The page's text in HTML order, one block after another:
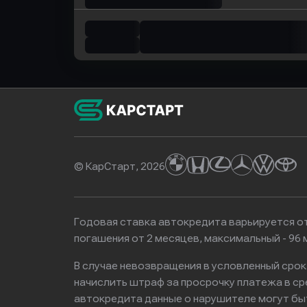
© КарСтарт, 2026
Годовая ставка автокредита варьируется
погашения от 2 месяцев, максимальный -
В случае невозвращения в условленный
начислить штраф за просрочку платежа в
автокредита данные о нарушителе могут